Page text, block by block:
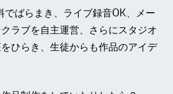
でばらまき、ライブ録音OK、メー
ラブを自主運営、さらにスタジオ
ひらき、生徒からも作品のアイデ